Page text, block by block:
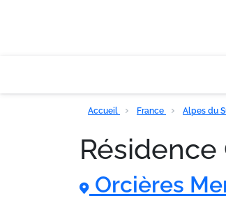
Accueil France Alpes du
Résidence
Orcières